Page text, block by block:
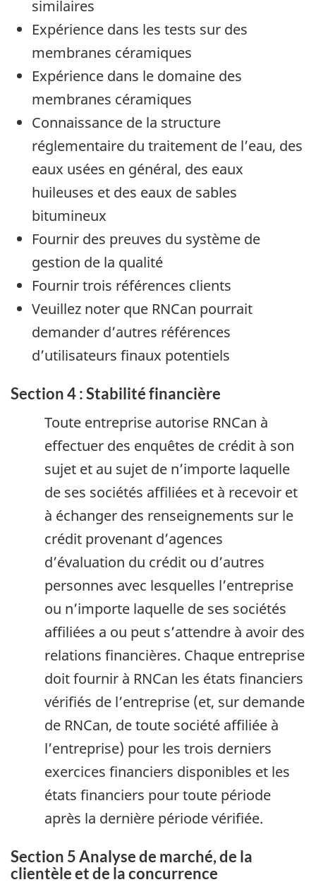
similaires
Expérience dans les tests sur des
membranes céramiques
Expérience dans le domaine des
membranes céramiques
Connaissance de la structure
réglementaire du traitement de l’eau, des
eaux usées en général, des eaux
huileuses et des eaux de sables
bitumineux
Fournir des preuves du système de
gestion de la qualité
Fournir trois références clients
Veuillez noter que RNCan pourrait
demander d’autres références
d’utilisateurs finaux potentiels
Section 4 : Stabilité financière
Toute entreprise autorise RNCan à
effectuer des enquêtes de crédit à son
sujet et au sujet de n’importe laquelle
de ses sociétés affiliées et à recevoir et
à échanger des renseignements sur le
crédit provenant d’agences
d’évaluation du crédit ou d’autres
personnes avec lesquelles l’entreprise
ou n’importe laquelle de ses sociétés
affiliées a ou peut s’attendre à avoir des
relations financières. Chaque entreprise
doit fournir à RNCan les états financiers
vérifiés de l’entreprise (et, sur demande
de RNCan, de toute société affiliée à
l’entreprise) pour les trois derniers
exercices financiers disponibles et les
états financiers pour toute période
après la dernière période vérifiée.
Section 5 Analyse de marché, de la
clientèle et de la concurrence